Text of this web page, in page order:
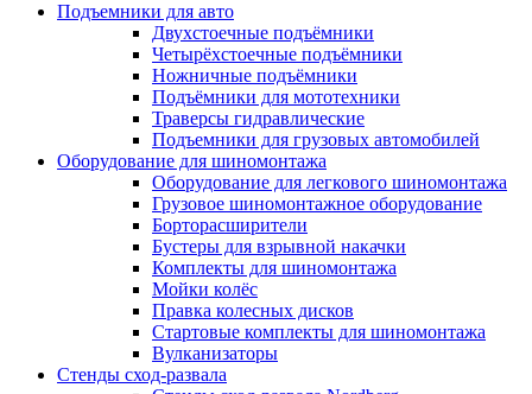
Подъемники для авто
Двухстоечные подъёмники
Четырёхстоечные подъёмники
Ножничные подъёмники
Подъёмники для мототехники
Траверсы гидравлические
Подъемники для грузовых автомобилей
Оборудование для шиномонтажа
Оборудование для легкового шиномонтажа
Грузовое шиномонтажное оборудование
Борторасширители
Бустеры для взрывной накачки
Комплекты для шиномонтажа
Мойки колёс
Правка колесных дисков
Стартовые комплекты для шиномонтажа
Вулканизаторы
Стенды сход-развала